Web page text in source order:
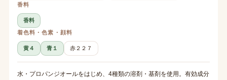
香料
香料
着色料・色素・顔料
黄４ 青１ 赤２２７
水・プロパンジオールをはじめ、4種類の溶剤・基剤を使用。有効成分